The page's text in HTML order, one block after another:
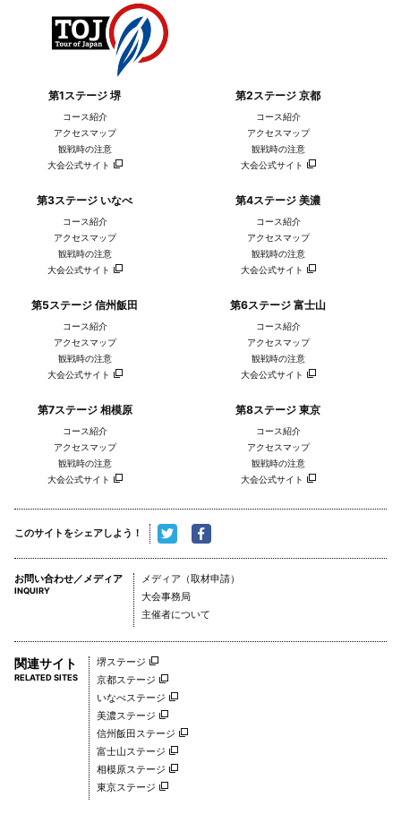
第1ステージ 堺
コース紹介
アクセスマップ
観戦時の注意
大会公式サイト
第2ステージ 京都
コース紹介
アクセスマップ
観戦時の注意
大会公式サイト
第3ステージ いなべ
コース紹介
アクセスマップ
観戦時の注意
大会公式サイト
第4ステージ 美濃
コース紹介
アクセスマップ
観戦時の注意
大会公式サイト
第5ステージ 信州飯田
コース紹介
アクセスマップ
観戦時の注意
大会公式サイト
第6ステージ 富士山
コース紹介
アクセスマップ
観戦時の注意
大会公式サイト
第7ステージ 相模原
コース紹介
アクセスマップ
観戦時の注意
大会公式サイト
第8ステージ 東京
コース紹介
アクセスマップ
観戦時の注意
大会公式サイト
このサイトをシェアしよう！
お問い合わせ／メディア
INQUIRY
メディア（取材申請）
大会事務局
主催者について
関連サイト
RELATED SITES
堺ステージ
京都ステージ
いなべステージ
美濃ステージ
信州飯田ステージ
富士山ステージ
相模原ステージ
東京ステージ